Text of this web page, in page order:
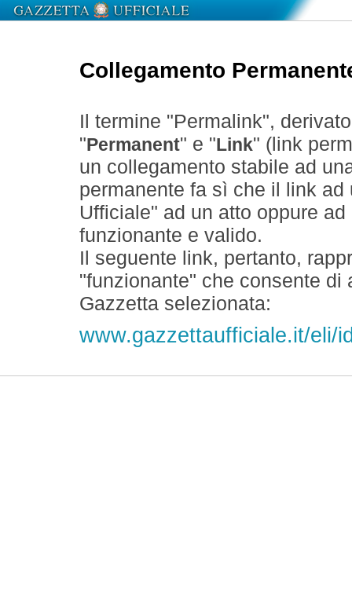
Collegamento
Il termine "Permalink",
" Permanent" e " Link" (link
un collegamento stabile ad
permanente fa sì che il link
Ufficiale" ad un atto oppure
funzionante e valido.
Il seguente link, pertanto,
"funzionante" che consente
Gazzetta selezionata:
www.gazzettaufficiale.it/eli/